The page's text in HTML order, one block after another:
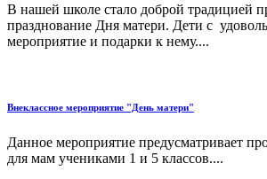
В нашей школе стало доброй традицией
празднование Дня матери. Дети с
мероприятие и подарки к нему....
Внеклассное мероприятие "День матери"
Данное мероприятие предусматривает
для мам учениками 1 и 5 классов....